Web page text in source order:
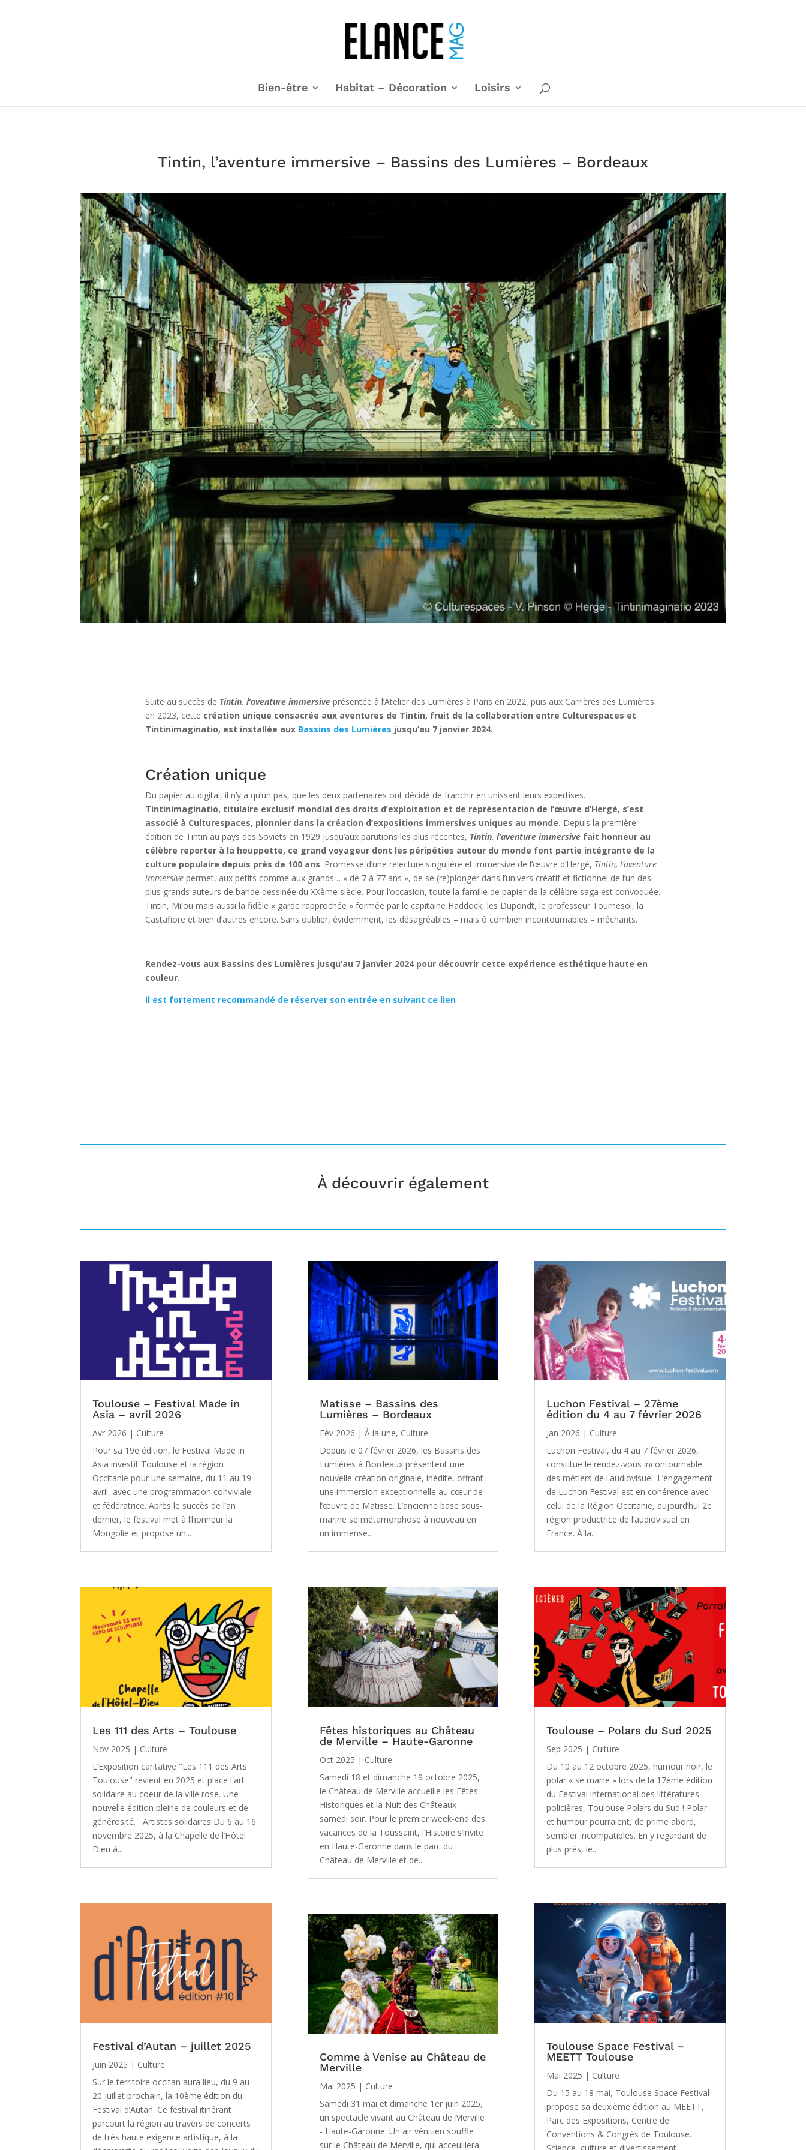
Bien-être Habitat – Décoration Loisirs
Tintin, l’aventure immersive – Bassins des Lumières – Bordeaux
Suite au succès de Tintin, l’aventure immersiveprésentée à l‘Atelier des Lumières à Paris en 2022, puis aux Carrières des Lumières
en 2023, cette création unique consacrée aux aventures de Tintin, fruit de la collaboration entre Culturespaces et
Tintinimaginatio, est installée aux Bassins des Lumières jusqu’au 7 janvier 2024.
Création unique
Du papier au digital, il n’y a qu’un pas, que les deux partenaires ont décidé de franchir en unissant leurs expertises.
Tintinimaginatio, titulaire exclusif mondial des droits d’exploitation et de représentation de l’œuvre d’Hergé, s’est
associé à Culturespaces, pionnier dans la création d’expositions immersives uniques au monde. Depuis la première
édition de Tintin au pays des Soviets en 1929 jusqu’aux parutions les plus récentes, Tintin, l’aventure immersivefait honneur au
célèbre reporter à la houppette, ce grand voyageur dont les péripéties autour du monde font partie intégrante de la
culture populaire depuis près de 100 ans. Promesse d’une relecture singulière et immersive de l’œuvre d’Hergé, Tintin, l’aventure
immersivepermet, aux petits comme aux grands… « de 7 à 77 ans », de se (re)plonger dans l’univers créatif et fictionnel de l’un des
plus grands auteurs de bande dessinée du XXème siècle. Pour l’occasion, toute la famille de papier de la célèbre saga est convoquée.
Tintin, Milou mais aussi la fidèle « garde rapprochée » formée par le capitaine Haddock, les Dupondt, le professeur Tournesol, la
Castafiore et bien d’autres encore. Sans oublier, évidemment, les désagréables – mais ô combien incontournables – méchants.
Rendez-vous aux Bassins des Lumières jusqu’au 7 janvier 2024 pour découvrir cette expérience esthétique haute en
couleur.
Il est fortement recommandé de réserver son entrée en suivant ce lien
À découvrir également
Toulouse – Festival Made in
Asia – avril 2026
Avr 2026 | Culture
Pour sa 19e édition, le Festival Made in
Asia investit Toulouse et la région
Occitanie pour une semaine, du 11 au 19
avril, avec une programmation conviviale
et fédératrice. Après le succès de l’an
dernier, le festival met à l’honneur la
Mongolie et propose un...
Les 111 des Arts – Toulouse
Nov 2025 | Culture
L’Exposition caritative "Les 111 des Arts
Toulouse" revient en 2025 et place l'art
solidaire au coeur de la ville rose. Une
nouvelle édition pleine de couleurs et de
générosité. Artistes solidaires Du 6 au 16
novembre 2025, à la Chapelle de l’Hôtel
Dieu à...
Festival d’Autan – juillet 2025
Juin 2025 | Culture
Sur le territoire occitan aura lieu, du 9 au
20 juillet prochain, la 10ème édition du
Festival d’Autan. Ce festival itinérant
parcourt la région au travers de concerts
de très haute exigence artistique, à la
Matisse – Bassins des
Lumières – Bordeaux
Fév 2026 | À la une, Culture
Depuis le 07 février 2026, les Bassins des
Lumières à Bordeaux présentent une
nouvelle création originale, inédite, offrant
une immersion exceptionnelle au cœur de
l’œuvre de Matisse. L’ancienne base sous-
marine se métamorphose à nouveau en
un immense...
Fêtes historiques au Château
de Merville – Haute-Garonne
Oct 2025 | Culture
Samedi 18 et dimanche 19 octobre 2025,
le Château de Merville accueille les Fêtes
Historiques et la Nuit des Châteaux
samedi soir. Pour le premier week-end des
vacances de la Toussaint, l’Histoire s’invite
en Haute-Garonne dans le parc du
Château de Merville et de...
Comme à Venise au Château de
Merville
Mai 2025 | Culture
Samedi 31 mai et dimanche 1er juin 2025,
un spectacle vivant au Château de Merville
- Haute-Garonne. Un air vénitien souffle
sur le Château de Merville, qui acceuillera
Luchon Festival – 27ème
édition du 4 au 7 février 2026
Jan 2026 | Culture
Luchon Festival, du 4 au 7 février 2026,
constitue le rendez-vous incontournable
des métiers de l'audiovisuel. L’engagement
de Luchon Festival est en cohérence avec
celui de la Région Occitanie, aujourd’hui 2e
région productrice de l’audiovisuel en
France. À la...
Toulouse – Polars du Sud 2025
Sep 2025 | Culture
Du 10 au 12 octobre 2025, humour noir, le
polar « se marre » lors de la 17ème édition
du Festival international des littératures
policières, Toulouse Polars du Sud ! Polar
et humour pourraient, de prime abord,
sembler incompatibles. En y regardant de
plus près, le...
Toulouse Space Festival –
MEETT Toulouse
Mai 2025 | Culture
Du 15 au 18 mai, Toulouse Space Festival
propose sa deuxième édition au MEETT,
Parc des Expositions, Centre de
Conventions & Congrès de Toulouse.